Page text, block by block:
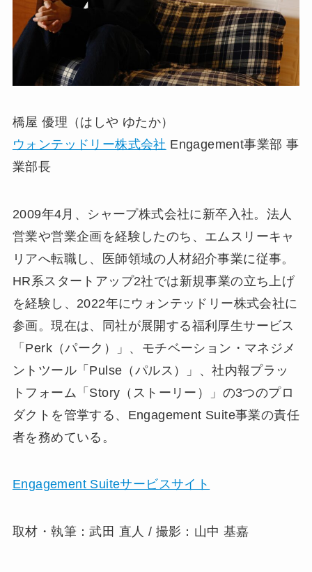
橋屋 優理（はしや ゆたか）
ウォンテッドリー株式会社 Engagement事業部 事
業部長
2009年4月、シャープ株式会社に新卒入社。法人
営業や営業企画を経験したのち、エムスリーキャ
リアへ転職し、医師領域の人材紹介事業に従事。
HR系スタートアップ2社では新規事業の立ち上げ
を経験し、2022年にウォンテッドリー株式会社に
参画。現在は、同社が展開する福利厚生サービス
「Perk（パーク）」、モチベーション・マネジメ
ントツール「Pulse（パルス）」、社内報プラッ
トフォーム「Story（ストーリー）」の3つのプロ
ダクトを管掌する、Engagement Suite事業の責任
者を務めている。
Engagement Suiteサービスサイト
取材・執筆：武田 直人 / 撮影：山中 基嘉